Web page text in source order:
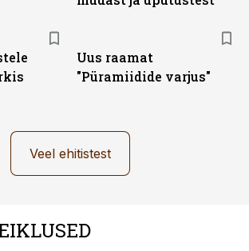
Uus raamat
"Püramiidide varjus"
Veel ehitistest